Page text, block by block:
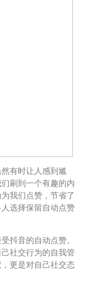
有时让人感到尴
刷到一个有趣的内
我们点赞，节省了
选择保留自动点赞
抖音的自动点赞。
社交行为的自我管
更是对自己社交态